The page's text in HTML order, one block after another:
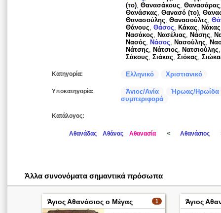
(το), Θανασάκους, Θανασάρας
Θανάσκας, Θανασό (το),
Θανασούλης, Θανασούλτς,
Θάνους, Θάσος, Κάκας, Νάκας
Νασάκος, Νασέλιας, Νάσης,
Νασός, Νάσος, Νασούλης,
Νάτσης, Νάτσιος, Νατσιούλης
Σάκους, Σιάκας, Σιόκας,
Κατηγορία: Ελληνικό Χριστιανικό
Υποκατηγορία: Άγιος/Αγία
Ήρωας/Ηρωίδα
συμπεριφορά
Κατάλογος:
Αθανάδας Αθάνας Αθανασία « Αθανάσιος
Άλλα συνονόματα σημαντικά πρόσωπα
1
Άγιος Αθανάσιος ο Μέγας Άγιος